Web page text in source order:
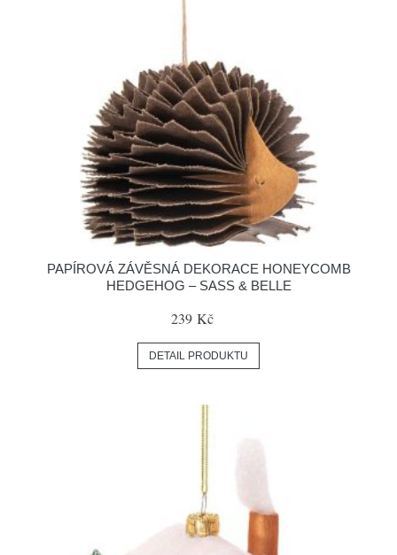
PAPÍROVÁ ZÁVĚSNÁ DEKORACE HONEYCOMB
HEDGEHOG – SASS & BELLE
239 Kč
DETAIL PRODUKTU